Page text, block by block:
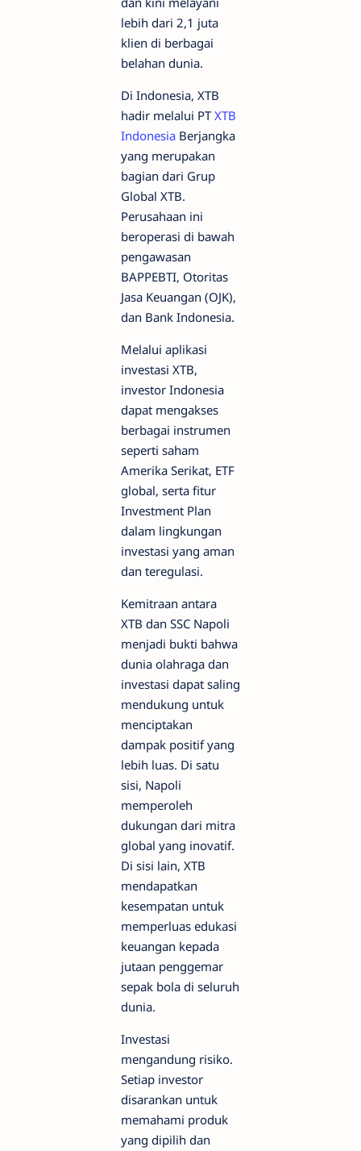
lebih dari 2,1 juta
klien di berbagai
belahan dunia.
Di Indonesia, XTB
hadir melalui PTXTB
Indonesia Berjangka
yang merupakan
bagian dari Grup
Global XTB.
Perusahaan ini
beroperasi di bawah
pengawasan
BAPPEBTI, Otoritas
Jasa Keuangan (OJK),
dan Bank Indonesia.
Melalui aplikasi
investasi XTB,
investor Indonesia
dapat mengakses
berbagai instrumen
seperti saham
Amerika Serikat, ETF
global, serta fitur
Investment Plan
dalam lingkungan
investasi yang aman
dan teregulasi.
Kemitraan antara
XTB dan SSC Napoli
menjadi bukti bahwa
dunia olahraga dan
investasi dapat saling
mendukung untuk
menciptakan
dampak positif yang
lebih luas. Di satu
sisi, Napoli
memperoleh
dukungan dari mitra
global yang inovatif.
Di sisi lain, XTB
mendapatkan
kesempatan untuk
memperluas edukasi
keuangan kepada
jutaan penggemar
sepak bola di seluruh
dunia.
Investasi
mengandung risiko.
Setiap investor
disarankan untuk
memahami produk
yang dipilih dan